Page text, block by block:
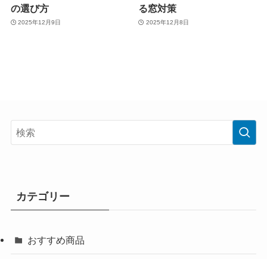
の選び方
2025年12月9日
る窓対策
2025年12月8日
カテゴリー
おすすめ商品